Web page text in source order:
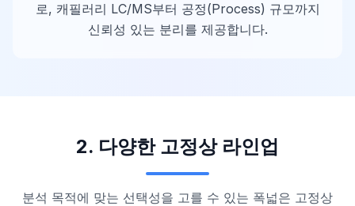
로, 캐필러리 LC/MS부터 공정(Process) 규모까지
신뢰성 있는 분리를 제공합니다.
2. 다양한 고정상 라인업
분석 목적에 맞는 선택성을 고를 수 있는 폭넓은 고정상